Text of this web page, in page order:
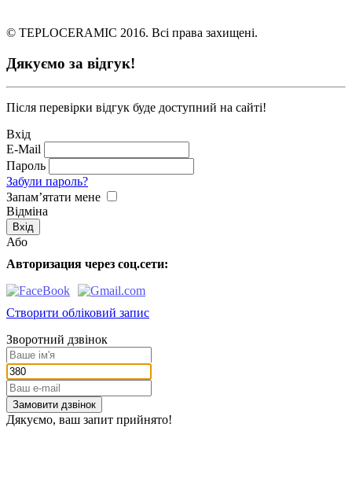
© TEPLOCERAMIC 2016. Всі права захищені.
Дякуємо за відгук!
Після перевірки відгук буде доступний на сайті!
Вхід
E-Mail
Пароль
Забули пароль?
Запам’ятати мене
Відміна
Або
Авторизация через соц.сети:
Створити обліковий запис
Зворотний дзвінок
Замовити дзвінок
Дякуємо, ваш запит прийнято!